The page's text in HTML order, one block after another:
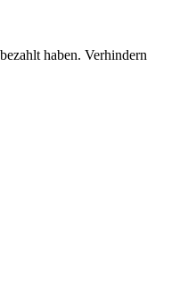
haben. Verhindern